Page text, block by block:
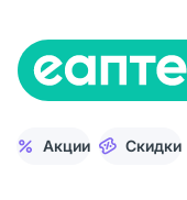
Акции Скидки